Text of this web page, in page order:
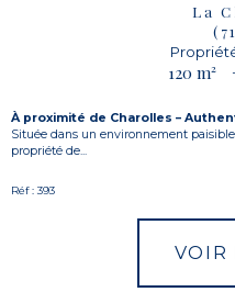
La
120 m²
À proximité de Charolles –
Située dans un environnement
propriété de...
Réf : 393
VOIR